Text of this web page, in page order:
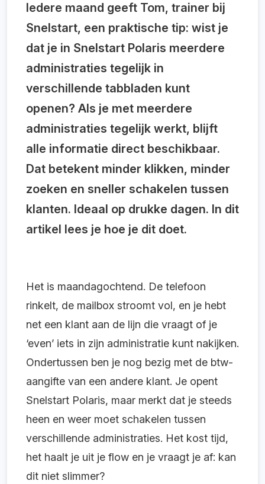
Iedere maand geeft Tom, trainer bij
Snelstart, een praktische tip: wist je
dat je in Snelstart Polaris meerdere
administraties tegelijk in
verschillende tabbladen kunt
openen? Als je met meerdere
administraties tegelijk werkt, blijft
alle informatie direct beschikbaar.
Dat betekent minder klikken, minder
zoeken en sneller schakelen tussen
klanten. Ideaal op drukke dagen. In dit
artikel lees je hoe je dit doet.
Het is maandagochtend. De telefoon
rinkelt, de mailbox stroomt vol, en je hebt
net een klant aan de lijn die vraagt of je
‘even’ iets in zijn administratie kunt nakijken.
Ondertussen ben je nog bezig met de btw-
aangifte van een andere klant. Je opent
Snelstart Polaris, maar merkt dat je steeds
heen en weer moet schakelen tussen
verschillende administraties. Het kost tijd,
het haalt je uit je flow en je vraagt je af: kan
dit niet slimmer?